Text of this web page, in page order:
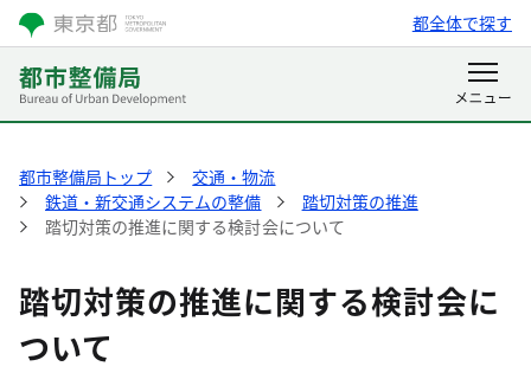
都全体で探す
都市整備局トップ
交通・物流
鉄道・新交通システムの整備
踏切対策の推進
踏切対策の推進に関する検討会について
踏切対策の推進に関する検討会に
ついて